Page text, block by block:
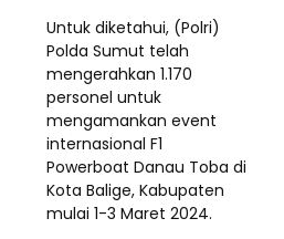
Untuk diketahui, (Polri)
Polda Sumut telah
mengerahkan 1.170
personel untuk
mengamankan event
internasional F1
Powerboat Danau Toba di
Kota Balige, Kabupaten
mulai 1-3 Maret 2024.